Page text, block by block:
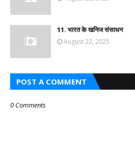
11. भारत के खनिज संसाधन
August 22, 2025
POST A COMMENT
0 Comments